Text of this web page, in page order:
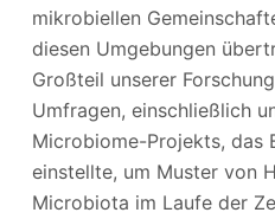
mikrobiellen
diesen Umgebungen
Großteil unserer
Umfragen, einschließlich
Microbiome-Projekts, das
einstellte, um Muster von
Microbiota im Laufe der